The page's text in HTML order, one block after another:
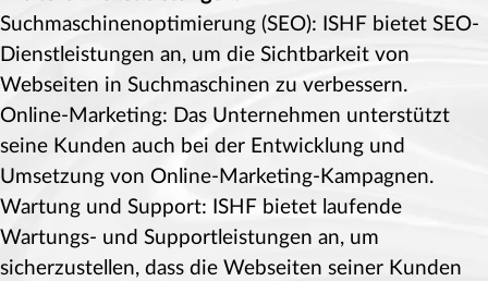
Suchmaschinenoptimierung (SEO): ISHF bietet SEO-
Dienstleistungen an, um die Sichtbarkeit von
Webseiten in Suchmaschinen zu verbessern.
Online-Marketing: Das Unternehmen unterstützt
seine Kunden auch bei der Entwicklung und
Umsetzung von Online-Marketing-Kampagnen.
Wartung und Support: ISHF bietet laufende
Wartungs- und Supportleistungen an, um
sicherzustellen, dass die Webseiten seiner Kunden